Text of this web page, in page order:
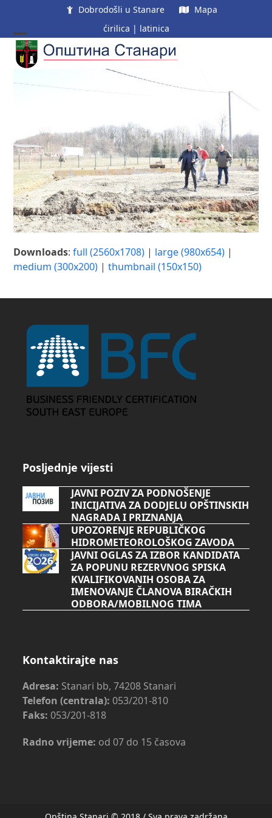
content
Dobrodošli u Stanare
Mapa
ćirilica | latinica
Open
mobile
menu
Close
mobile
menu
Downloads:full (2560x1708) | large (980x654) |
medium (300x200) |thumbnail (150x150)
Posljednje vijesti
JAVNI POZIV ZA PODNOŠENJE
INICIJATIVA ZA DODJELU OPŠTINSKIH
NAGRADA I PRIZNANJA
UPOZORENJE REPUBLIČKOG
HIDROMETEOROLOŠKOG ZAVODA
JAVNI OGLAS ZA IZBOR KANDIDATA
ZA POPUNU REZERVNOG SPISKA
KVALIFIKOVANIH OSOBA ZA
IMENOVANJE ČLANOVA BIRAČKIH
ODBORA/MOBILNOG TIMA
Kontaktirajte nas
Adresa: Stanari bb, 74208 Stanari
Telefon (centrala): 053/201-810
Faks: 053/201-818
Radno vrijeme: od 07 do 15 časova